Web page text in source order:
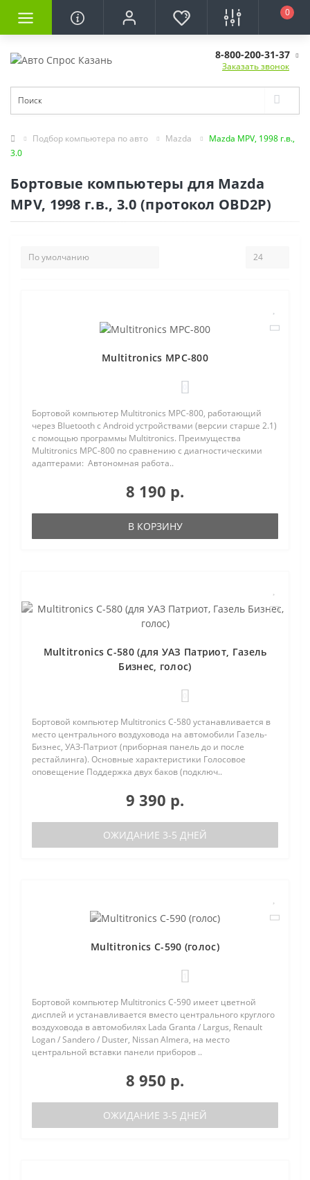
0
8-800-200-31-37
Заказать звонок
Подбор компьютера по авто Mazda
Mazda MPV, 1998 г.в.,
3.0
Бортовые компьютеры для Mazda
MPV, 1998 г.в., 3.0 (протокол OBD2P)
Multitronics MPC-800
Бортовой компьютер Multitronics MPC-800, работающий
через Bluetooth с Android устройствами (версии старше 2.1)
с помощью программы Multitronics. Преимущества
Multitronics MPC-800 по сравнению с диагностическими
адаптерами: Автономная работа..
8 190 р.
В КОРЗИНУ
Multitronics C-580 (для УАЗ Патриот, Газель
Бизнес, голос)
Бортовой компьютер Multitronics C-580 устанавливается в
место центрального воздуховода на автомобили Газель-
Бизнес, УАЗ-Патриот (приборная панель до и после
рестайлинга). Основные характеристики Голосовое
оповещение Поддержка двух баков (подключ..
9 390 р.
ОЖИДАНИЕ 3-5 ДНЕЙ
Multitronics C-590 (голос)
Бортовой компьютер Multitronics C-590 имеет цветной
дисплей и устанавливается вместо центрального круглого
воздуховода в автомобилях Lada Granta / Largus, Renault
Logan / Sandero / Duster, Nissan Almera, на место
центральной вставки панели приборов ..
8 950 р.
ОЖИДАНИЕ 3-5 ДНЕЙ